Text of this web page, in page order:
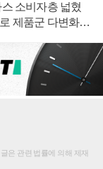
소비자층 넓혔
제품군 다변화
은 관련 법률에 의해 제재